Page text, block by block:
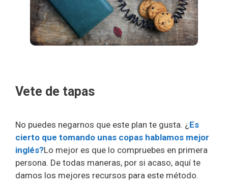
Vete de tapas
No puedes negarnos que este plan te gusta. ¿ Es
cierto que tomando unas copas hablamos mejor
inglés?Lo mejor es que lo compruebes en primera
persona. De todas maneras, por si acaso, aquí te
damos los mejores recursos para este método.